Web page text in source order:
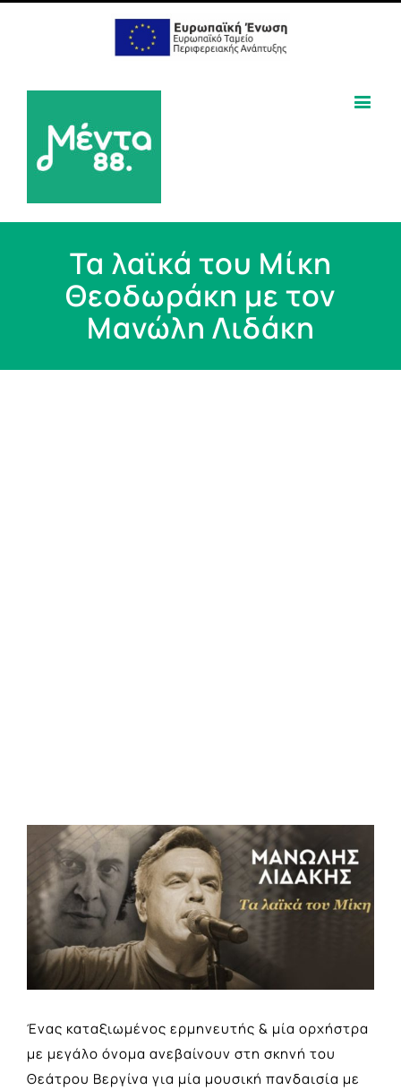
Τα λαϊκά του Μίκη
Θεοδωράκη με τον
Μανώλη Λιδάκη
View
Larger
Image
Ένας καταξιωμένος ερμηνευτής & μία ορχήστρα
με μεγάλο όνομα ανεβαίνουν στη σκηνή του
Θεάτρου Βεργίνα για μία μουσική πανδαισία με